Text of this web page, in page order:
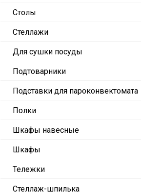
Столы
Стеллажи
Для сушки посуды
Подтоварники
Подставки для пароконвектомата
Полки
Шкафы навесные
Шкафы
Тележки
Стеллаж-шпилька